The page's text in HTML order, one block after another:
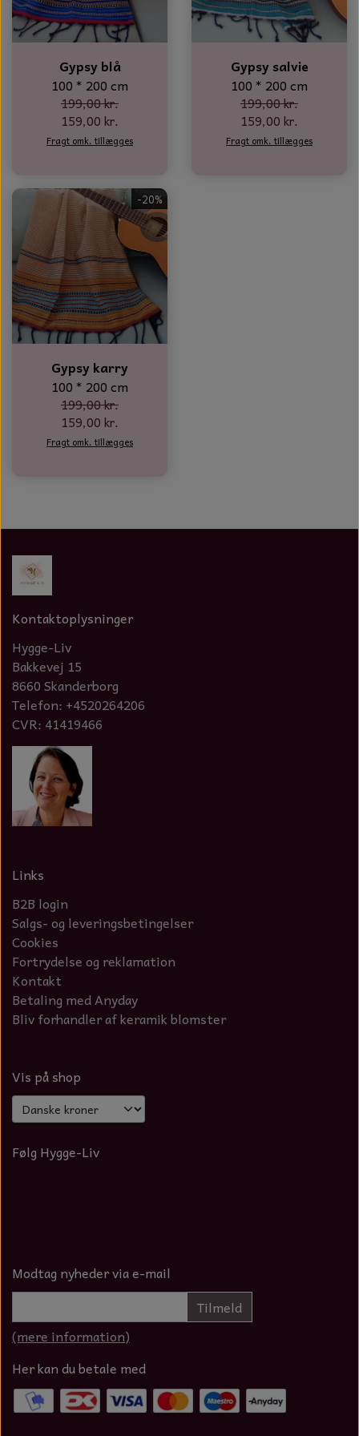
GLAS KUGLER
GLAS KRYSTALLER OG ORNAMENTER
TIL BOLIG
KERAMIK BLOMSTER
MAD OG HYGGE
DUFT BLOKKE
LAMPESKÆRME TIL VINGLAS
HAMAM HÅNDKLÆDER
KERAMIK HUSNUMRE
HAVE PYNT
DUFTLYS
NOTES OG GÆSTEBØGER
CANDLE HOUSES
GLAS DECOR
KERAMIK BLOMSTER
Gypsy blå
100 * 200 cm
199,00 kr.
159,00 kr.
Fragt omk. tillægges
Gypsy salvie
100 * 200 cm
199,00 kr.
159,00 kr.
Fragt omk. tillægges
-20%
Gypsy karry
100 * 200 cm
199,00 kr.
159,00 kr.
Fragt omk. tillægges
Kontaktoplysninger
Hygge-Liv
Bakkevej 15
8660 Skanderborg
Telefon: +4520264206
CVR: 41419466
Links
B2B login
Salgs- og leveringsbetingelser
Cookies
Fortrydelse og reklamation
Kontakt
Betaling med Anyday
Bliv forhandler af keramik blomster
Vis på shop
Følg Hygge-Liv
Modtag nyheder via e-mail
Tilmeld
(mere information)
Her kan du betale med